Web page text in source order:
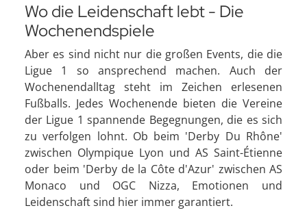
Wo die Leidenschaft lebt - Die
Wochenendspiele
Aber es sind nicht nur die großen Events, die die
Ligue 1 so ansprechend machen. Auch der
Wochenendalltag steht im Zeichen erlesenen
Fußballs. Jedes Wochenende bieten die Vereine
der Ligue 1 spannende Begegnungen, die es sich
zu verfolgen lohnt. Ob beim 'Derby Du Rhône'
zwischen Olympique Lyon und AS Saint-Étienne
oder beim 'Derby de la Côte d'Azur' zwischen AS
Monaco und OGC Nizza, Emotionen und
Leidenschaft sind hier immer garantiert.